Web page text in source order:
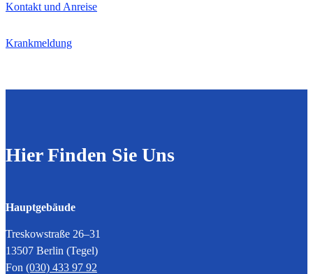
Kontakt und Anreise
Krankmeldung
Hier Finden Sie Uns
Hauptgebäude
Treskowstraße 26–31
13507 Berlin (Tegel)
Fon (030) 433 97 92